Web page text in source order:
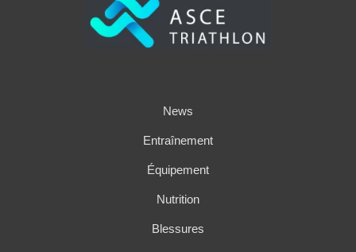
News
Entraînement
Équipement
Nutrition
Blessures